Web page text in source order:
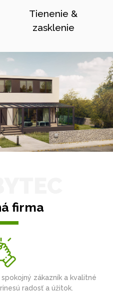
Tienenie &
zasklenie
firma
zákazník a kvalitné
radosť a úžitok.